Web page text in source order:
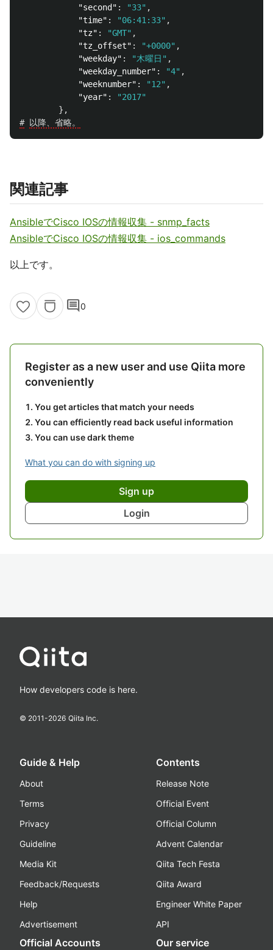
"second" : "33" ,
"time" : "06:41:33" ,
"tz" : "GMT" ,
"tz_offset" : "+0000" ,
"weekday" : "木曜日" ,
"weekday_number" : "4" ,
"weeknumber" : "12" ,
"year" :
"2017"
},
#
以降、省略。
関連記事
AnsibleでCisco IOSの情報収集 - snmp_facts
AnsibleでCisco IOSの情報収集 - ios_commands
以上です。
comment0
Register as a new user and use Qiita more
conveniently
You get articles that match your needs
You can efficiently read back useful information
You can use dark theme
What you can do with signing up
Sign up
Login
How developers code is here.
© 2011-2026 Qiita Inc.
Guide & Help
About
Terms
Privacy
Guideline
Media Kit
Feedback/Requests
Help
Advertisement
Contents
Release Note
Official Event
Official Column
Advent Calendar
Qiita Tech Festa
Qiita Award
Engineer White Paper
API
Official Accounts Our service